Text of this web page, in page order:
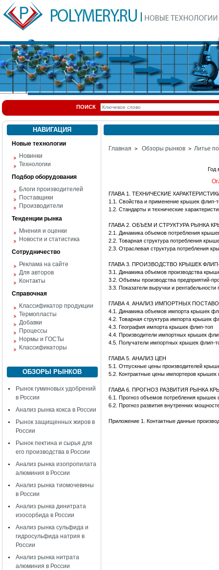
ПОИСК
НАВИГАЦИЯ
Новые технологии
Новинки
Технологии
Подбор оборудования
Блоги производителей
Поставщики
Производители
Тенденции рынка
Мнения и оценки
Новости и статистика
Сотрудничество
Реклама на сайте
Для авторов
Контакты
Справочная
Классификатор продукции
Термопласты
Добавки
Процессы
Нормы и ГОСТы
Классификаторы
ОБЗОРЫ РЫНКОВ
Рынок гуминовых удобрений
в России
Анализ рынка кокса в России
Рынок защищенных жиров в
России
Рынок пектина и сырья для
его производства в России
Анализ рынка изопропилата
алюминия в России
Анализ рынка тиомочевины
в России
Анализ рынка динитрата
изосорбида в России
Анализ рынка сульфида и
гидросульфида натрия в
России
Анализ рынка нитрата
алюминия в России
Главная > Обзоры рынков > Литье
Год
ГЛАВА 1. ТЕХНИЧЕСКИЕ
1.1. Свойства и применение крышек флип-
1.2. Стандарты и технические
ГЛАВА 2. ОБЪЕМ И СТРУКТУРА РЫНКА
2.1. Динамика объемов потребления
2.2. Товарная структура потребления
2.3. Отраслевая структура потребления
ГЛАВА 3. ПРОИЗВОДСТВО КРЫШЕК
3.1. Динамика объемов производства
3.2. Объемы производства предприятий-
3.3. Показатели выручки и
ГЛАВА 4. АНАЛИЗ ИМПОРТНЫХ
4.1. Динамика объемов импорта крышек
4.2. Товарная структура импорта крышек
4.3. География импорта крышек флип-топ
4.4. Производители импортных крышек
4.5. Получатели импортных крышек флип-
ГЛАВА 5. АНАЛИЗ ЦЕН
5.1. Отпускные цены производителей
5.2. Контрактные цены импортеров крышек
ГЛАВА 6. ПРОГНОЗ РАЗВИТИЯ РЫНКА
6.1. Прогноз объемов потребления крышек
6.2. Прогноз развития внутренних
Приложение 1. Контактные данные